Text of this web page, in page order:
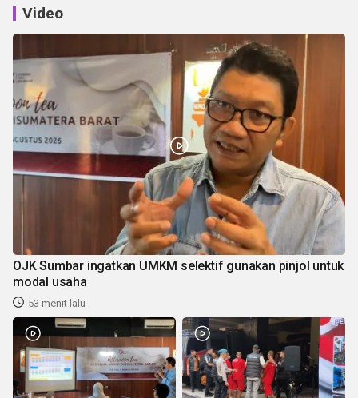
Video
OJK Sumbar ingatkan UMKM selektif gunakan pinjol untuk
modal usaha
53 menit lalu